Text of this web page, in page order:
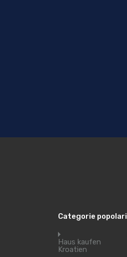
Categorie popolari
Haus kaufen
Kroatien